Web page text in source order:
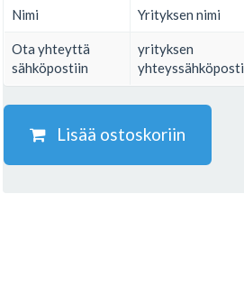
Nimi Yrityksen nimi
Ota yhteyttä
sähköpostiin
yrityksen
yhteyssähköposti
Lisää ostoskoriin